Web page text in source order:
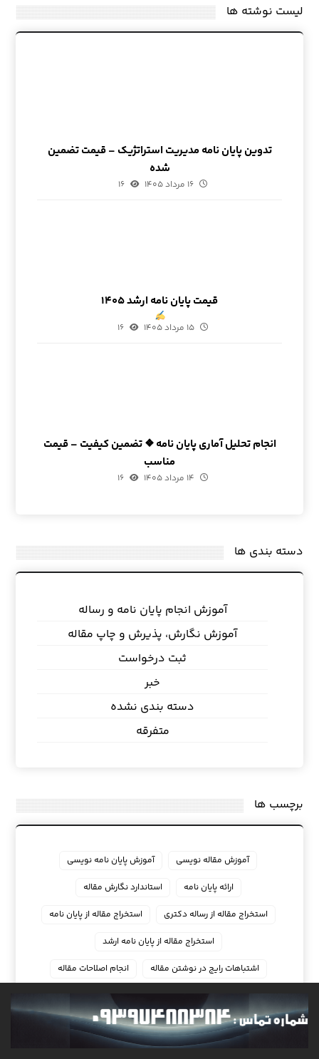
لیست نوشته ها
تدوین پایان نامه مدیریت استراتژیک – قیمت تضمین
شده
۱۶ مرداد ۱۴۰۵ ۱۶
قیمت پایان نامه ارشد ۱۴۰۵
۱۵ مرداد ۱۴۰۵ ۱۶
انجام تحلیل آماری پایان نامه ❖ تضمین کیفیت – قیمت
مناسب
۱۴ مرداد ۱۴۰۵ ۱۶
دسته بندی ها
آموزش انجام پایان نامه و رساله
آموزش نگارش، پذیرش و چاپ مقاله
ثبت درخواست
خبر
دسته بندی نشده
متفرقه
برچسب ها
آموزش مقاله نویسی
آموزش پایان نامه نویسی
ارائه پایان نامه
استاندارد نگارش مقاله
استخراج مقاله از رساله دکتری
استخراج مقاله از پایان نامه
استخراج مقاله از پایان نامه ارشد
اشتباهات رایج در نوشتن مقاله
انجام اصلاحات مقاله
انجام امور مقاله
انجام تضمینی پایان نامه
انجام رساله دکتری
انجام رساله دکتری مدیریت
انجام مقاله isi